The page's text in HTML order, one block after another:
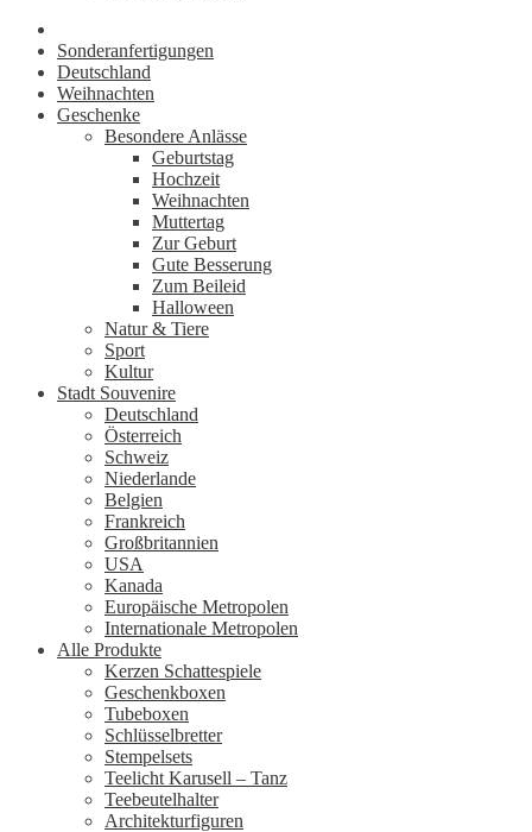
Sonderanfertigungen
Deutschland
Weihnachten
Geschenke
Besondere Anlässe
Geburtstag
Hochzeit
Weihnachten
Muttertag
Zur Geburt
Gute Besserung
Zum Beileid
Halloween
Natur & Tiere
Sport
Kultur
Stadt Souvenire
Deutschland
Österreich
Schweiz
Niederlande
Belgien
Frankreich
Großbritannien
USA
Kanada
Europäische Metropolen
Internationale Metropolen
Alle Produkte
Kerzen Schattespiele
Geschenkboxen
Tubeboxen
Schlüsselbretter
Stempelsets
Teelicht Karusell – Tanz
Teebeutelhalter
Architekturfiguren